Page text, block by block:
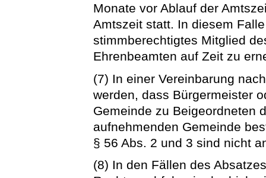
Monate vor Ablauf der
Amtszeit statt. In diesem
stimmberechtigtes Mitglied
Ehrenbeamten auf Zeit zu
(7) In einer Vereinbarung
werden, dass Bürgermeister
Gemeinde zu Beigeordneten
aufnehmenden Gemeinde
§ 56 Abs. 2 und 3 sind nicht
(8) In den Fällen des